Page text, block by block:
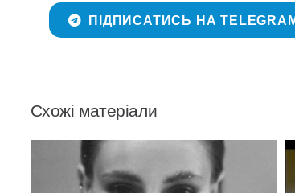
ПІДПИСАТИСЬ НА
Схожі матеріали